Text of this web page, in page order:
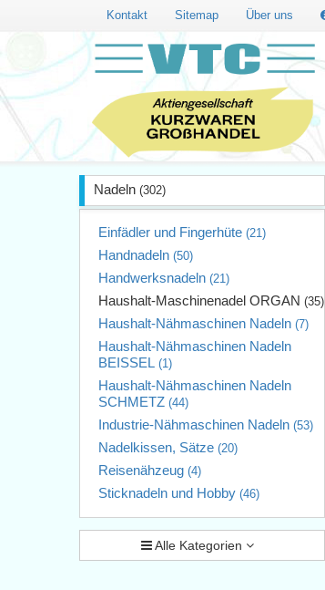
Kontakt Sitemap Über uns
Nadeln (302)
Einfädler und Fingerhüte (21)
Handnadeln (50)
Handwerksnadeln (21)
Haushalt-Maschinenadel ORGAN (35)
Haushalt-Nähmaschinen Nadeln (7)
Haushalt-Nähmaschinen Nadeln
BEISSEL (1)
Haushalt-Nähmaschinen Nadeln
SCHMETZ (44)
Industrie-Nähmaschinen Nadeln (53)
Nadelkissen, Sätze (20)
Reisenähzeug (4)
Sticknadeln und Hobby (46)
Alle Kategorien